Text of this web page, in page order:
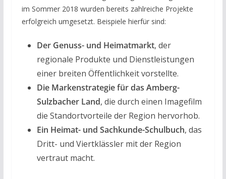
im Sommer 2018 wurden bereits zahlreiche Projekte
erfolgreich umgesetzt. Beispiele hierfür sind:
Der Genuss- und Heimatmarkt, der
regionale Produkte und Dienstleistungen
einer breiten Öffentlichkeit vorstellte.
Die Markenstrategie für das Amberg-
Sulzbacher Land, die durch einen Imagefilm
die Standortvorteile der Region hervorhob.
Ein Heimat- und Sachkunde-Schulbuch, das
Dritt- und Viertklässler mit der Region
vertraut macht.